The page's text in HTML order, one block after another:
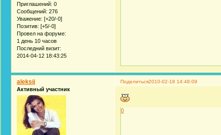
Приглашений: 0
Сообщений: 276
Уважение: [+20/-0]
Позитив: [+5/-0]
Провел на форуме:
1 день 10 часов
Последний визит:
2014-04-12 18:43:25
Поделиться2010-02-18 14:48:09
aleksij
Активный участник
0